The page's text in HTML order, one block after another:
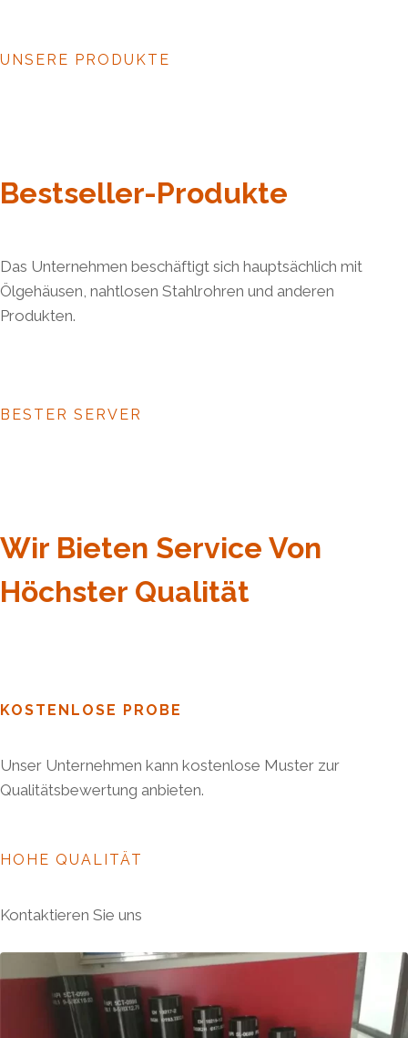
UNSERE PRODUKTE
Bestseller-Produkte
Das Unternehmen beschäftigt sich hauptsächlich mit
Ölgehäusen, nahtlosen Stahlrohren und anderen
Produkten.
BESTER SERVER
Wir Bieten Service Von
Höchster Qualität
KOSTENLOSE PROBE
Unser Unternehmen kann kostenlose Muster zur
Qualitätsbewertung anbieten.
HOHE QUALITÄT
Kontaktieren Sie uns